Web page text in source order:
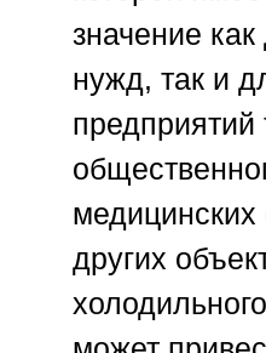
значение
нужд, так и
предприятий
медицинских
других